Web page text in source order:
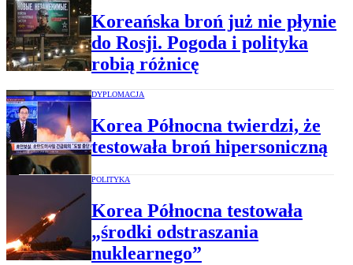
Koreańska broń już nie płynie
do Rosji. Pogoda i polityka
robią różnicę
DYPLOMACJA
Korea Północna twierdzi, że
testowała broń hipersoniczną
POLITYKA
Korea Północna testowała
„środki odstraszania
nuklearnego”